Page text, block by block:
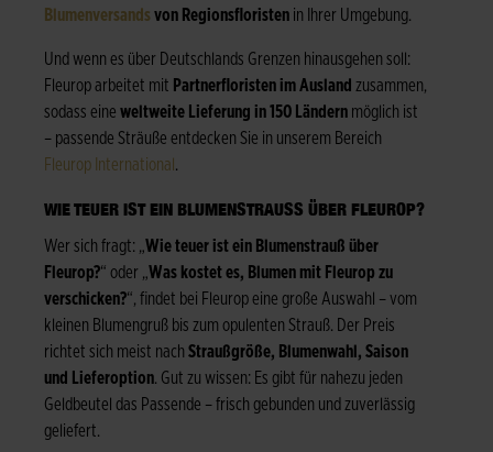
Blumenversands von Regionsfloristen in Ihrer Umgebung.
Und wenn es über Deutschlands Grenzen hinausgehen soll:
Fleurop arbeitet mit Partnerfloristen im Ausland zusammen,
sodass eine weltweite Lieferung in 150 Ländern möglich ist
– passende Sträuße entdecken Sie in unserem Bereich
Fleurop International .
WIE TEUER IST EIN BLUMENSTRAUSS ÜBER FLEUROP?
Wer sich fragt: „Wie teuer ist ein Blumenstrauß über
Fleurop?“ oder „Was kostet es, Blumen mit Fleurop zu
verschicken?“, findet bei Fleurop eine große Auswahl – vom
kleinen Blumengruß bis zum opulenten Strauß. Der Preis
richtet sich meist nach Straußgröße, Blumenwahl, Saison
und Lieferoption. Gut zu wissen: Es gibt für nahezu jeden
Geldbeutel das Passende – frisch gebunden und zuverlässig
geliefert.